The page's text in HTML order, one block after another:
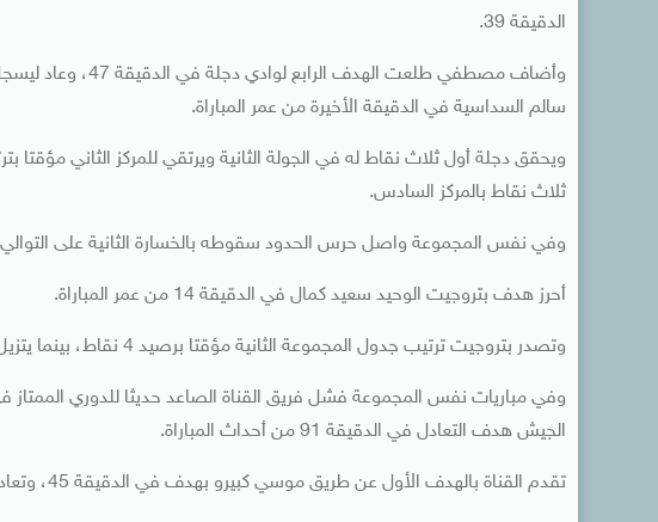
الدقيقة 39.
سالم السداسية في الدقيقة الأخيرة من عمر المباراة.
ويحقق دجلة أول ثلاث نقاط له في الجولة الثانية ويرتقي للمركز الثاني مؤقتا
ثلاث نقاط بالمركز السادس.
وفي نفس المجموعة واصل حرس الحدود سقوطه بالخسارة الثانية على التوالي
أحرز هدف بتروجيت الوحيد سعيد كمال في الدقيقة 14 من عمر المباراة.
وتصدر بتروجيت ترتيب جدول المجموعة الثانية مؤقتا برصيد 4 نقاط، بينما يتزيل حرس الحدود ترتيب الجدول برصيد خالي من النقاط.
وفي مباريات نفس المجموعة فشل فريق القناة الصاعد حديثا للدوري
الجيش هدف التعادل في الدقيقة 91 من أحداث المباراة.
تقدم القناة بالهدف الأول عن طريق موسي كبيرو بهدف في الدقيقة 45، وتعادل للجيش اسلام جمال في الدقيقة 91.